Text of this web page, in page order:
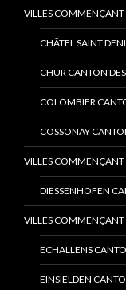
VILLES COMMENÇANT
CHÂTEL SAINT
CHUR CANTON
COLOMBIER
COSSONAY
VILLES COMMENÇANT
DIESSENHOFEN
VILLES COMMENÇANT
ECHALLENS
EINSIELDEN